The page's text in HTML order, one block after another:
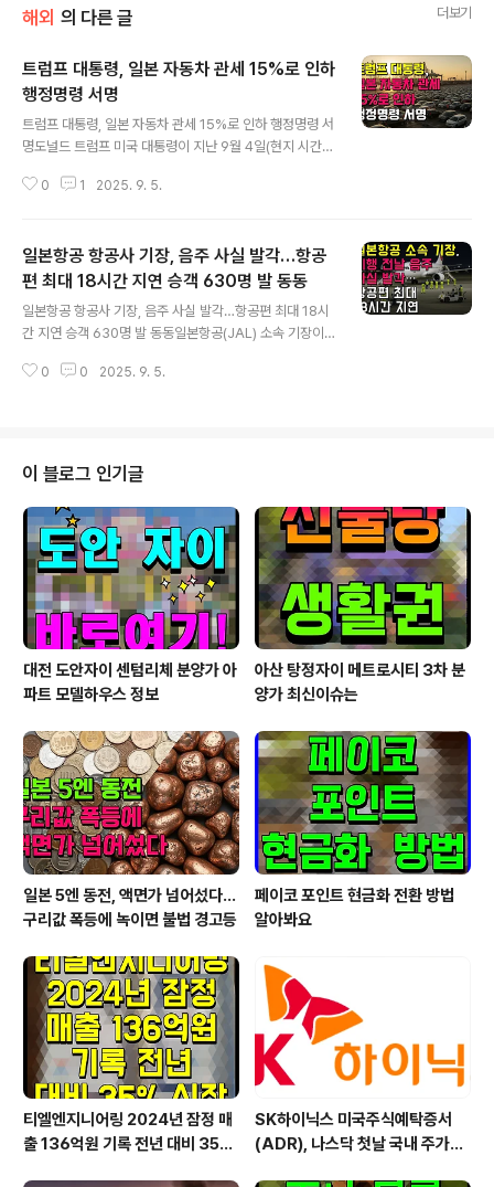
해외 의 다른 글 더보기
트럼프 대통령, 일본 자동차 관세 15%로 인하
행정명령 서명
트럼프 대통령, 일본 자동차 관세 15%로 인하 행정명령 서
명도널드 트럼프 미국 대통령이 지난 9월 4일(현지 시간),
명령에 서명하면서, 양국 간의 오랜 쟁점이었던 자동차 관
이 조정되며 글로벌 무역 환경에 적지 않은 파장이 예상됩
니다.이번 행정명령은 트럼프 대통령이 거의 모든 일본 수
입품에 15%의 기본 관세를 부과하는 내용을 담고 있으며,
백악관 홈페이지에 게시된 '미일 무역 합의 이행' 문서에 이
내용이 명시되었습니다. 앞서 일본은 지난 7월 22일, 미국
에 5,500억 달러(약 767조 원) 규모의 대미 투자와 함께
0 1 2025. 9. 5.
일본항공 항공사 기장, 음주 사실 발각…항공
편 최대 18시간 지연 승객 630명 발 동동
일본항공 항공사 기장, 음주 사실 발각…항공편 최대 18시
간 지연 승객 630명 발 동동일본항공(JAL) 소속 기장이
항공편 3편이 최대 18시간까지 지연되는 초유의 사태가
장, 음주 사실 시인…과거 "10차례 술 마셨다" 고백까지8
월 3일 일본 TBS 등 현지 언론 보도에 따르면, 지난달 28
일(현지시간) 미국 하와이 호놀룰루에서 일본 나고야 중부
국제공항으로 향할 예정이던 일본항공 항공편에 탑승할 기
장이 건강 이상을 호소하며 비행이 지연되기 시작했습니
다. 조사 결과, 해당 기..
0 0 2025. 9. 5.
이 블로그 인기글
대전 도안자이 센텀리체 분양가 아
파트 모델하우스 정보
아산 탕정자이 메트로시티 3차 분
양가 최신이슈는
일본 5엔 동전, 액면가 넘어섰다…
구리값 폭등에 녹이면 불법 경고등
페이코 포인트 현금화 전환 방법
알아봐요
티엘엔지니어링 2024년 잠정 매
출 136억원 기록 전년 대비 35%
SK하이닉스 미국주식예탁증서
(ADR), 나스닥 첫날 국내 주가보